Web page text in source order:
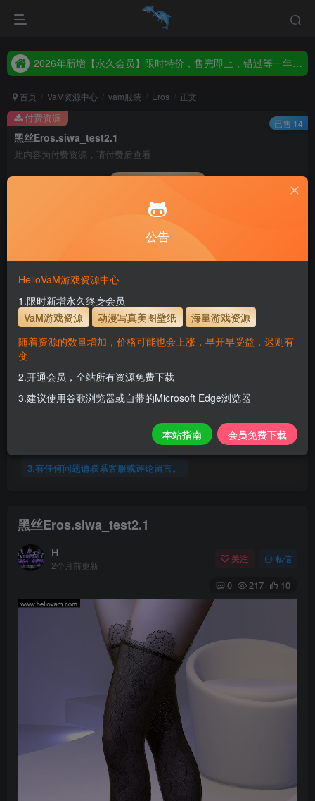
2026年新增【永久会员】限时特价，售完即止，错过等一年！！！
2026年新增【永久会员】限时特价，售完即止，错过等一年！！！
首页 VaM资源中心 vam服装 Eros 正文
黑丝Eros.siwa_test2.1
此内容为付费资源，请付费后查看
您暂无购买权限，请先开通会员
主流网盘——高速下载
支付页面打不开或支付后不跳转请联系QQ：3317425885
服装使用教程
解压密码
开通会员【免费下载】全站资源！
1.为了资源不失效！请不要在线解压！
2.请先保存到自己网盘后再下载！
3.有任何问题请联系客服或评论留言。
付费资源 已售 14
黑丝Eros.siwa_test2.1
H
2个月前更新
关注 私信
0 217 10
公告
HelloVaM游戏资源中心
1.限时新增永久终身会员
VaM游戏资源
动漫写真美图壁纸
海量游戏资源
随着资源的数量增加，价格可能也会上涨，早开早受益，迟则有
变
2.开通会员，全站所有资源免费下载
3.建议使用谷歌浏览器或自带的Microsoft Edge浏览器
本站指南 会员免费下载